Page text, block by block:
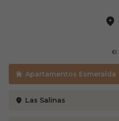
©
Apartamentos Esmeralda
Las Salinas